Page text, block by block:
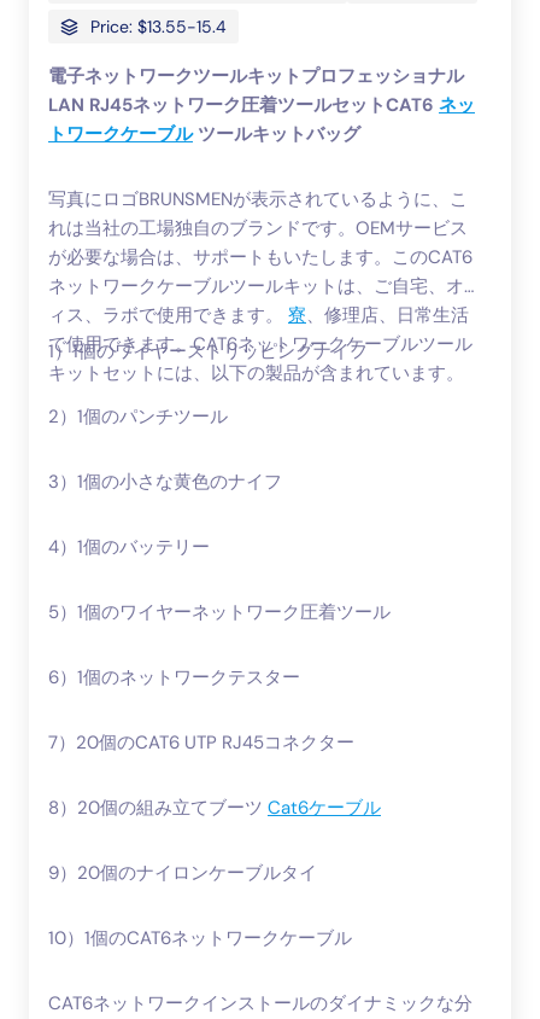
Price: $13.55-15.4
電子ネットワークツールキットプロフェッショナル
LAN RJ45ネットワーク圧着ツールセットCAT6 ネッ
トワークケーブルツールキットバッグ
写真にロゴBRUNSMENが表示されているように、こ
れは当社の工場独自のブランドです。OEMサービス
が必要な場合は、サポートもいたします。このCAT6
ネットワークケーブルツールキットは、ご自宅、オフ
ィス、ラボで使用できます。 寮、修理店、日常生活
で使用できます。CAT6ネットワークケーブルツール
キットセットには、以下の製品が含まれています。
1）1個のワイヤーストリッピングナイフ
2）1個のパンチツール
3）1個の小さな黄色のナイフ
4）1個のバッテリー
5）1個のワイヤーネットワーク圧着ツール
6）1個のネットワークテスター
7）20個のCAT6 UTP RJ45コネクター
8）20個の組み立てブーツ Cat6ケーブル
9）20個のナイロンケーブルタイ
10）1個のCAT6ネットワークケーブル
CAT6ネットワークインストールのダイナミックな分